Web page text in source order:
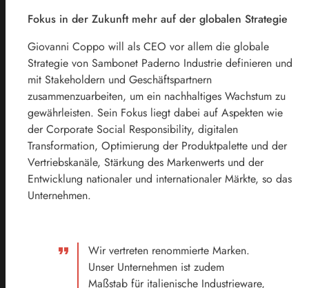
Fokus in der Zukunft mehr auf der globalen Strategie
Giovanni Coppo will als CEO vor allem die globale
Strategie von Sambonet Paderno Industrie definieren und
mit Stakeholdern und Geschäftspartnern
zusammenzuarbeiten, um ein nachhaltiges Wachstum zu
gewährleisten. Sein Fokus liegt dabei auf Aspekten wie
der Corporate Social Responsibility, digitalen
Transformation, Optimierung der Produktpalette und der
Vertriebskanäle, Stärkung des Markenwerts und der
Entwicklung nationaler und internationaler Märkte, so das
Unternehmen.
Wir vertreten renommierte Marken.
Unser Unternehmen ist zudem
Maßstab für italienische Industrieware,